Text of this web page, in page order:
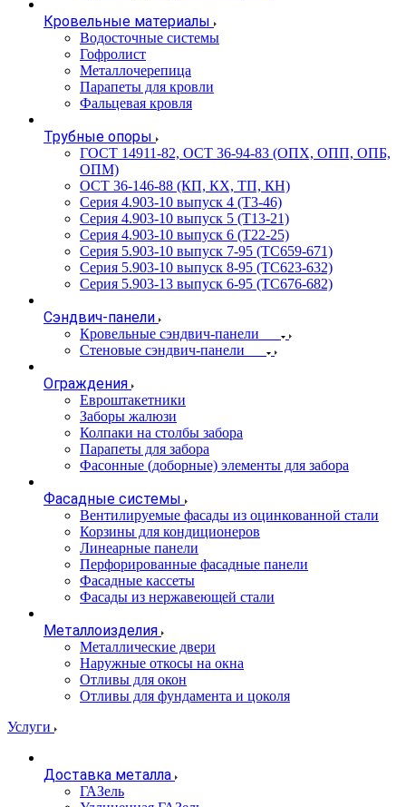
Кровельные материалы
Водосточные системы
Гофролист
Металлочерепица
Парапеты для кровли
Фальцевая кровля
Трубные опоры
ГОСТ 14911-82, ОСТ 36-94-83 (ОПХ, ОПП, ОПБ,
ОПМ)
ОСТ 36-146-88 (КП, КХ, ТП, КН)
Серия 4.903-10 выпуск 4 (Т3-46)
Серия 4.903-10 выпуск 5 (Т13-21)
Серия 4.903-10 выпуск 6 (Т22-25)
Серия 5.903-10 выпуск 7-95 (ТС659-671)
Серия 5.903-10 выпуск 8-95 (ТС623-632)
Серия 5.903-13 выпуск 6-95 (ТС676-682)
Сэндвич-панели
Кровельные сэндвич-панели
Стеновые сэндвич-панели
Ограждения
Евроштакетники
Заборы жалюзи
Колпаки на столбы забора
Парапеты для забора
Фасонные (доборные) элементы для забора
Фасадные системы
Вентилируемые фасады из оцинкованной стали
Корзины для кондиционеров
Линеарные панели
Перфорированные фасадные панели
Фасадные кассеты
Фасады из нержавеющей стали
Металлоизделия
Металлические двери
Наружные откосы на окна
Отливы для окон
Отливы для фундамента и цоколя
Услуги
Доставка металла
ГАЗель